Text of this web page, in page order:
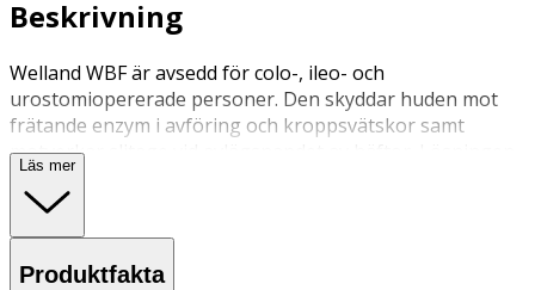
Beskrivning
Welland WBF är avsedd för colo-, ileo- och
urostomiopererade personer. Den skyddar huden mot
frätande enzym i avföring och kroppsvätskor samt
motverkar slitage vid avlägsnandet av häftor. Lösningen
bildar en transparent barriärfilm och är alkoholfri.
Läs mer
Produktfakta